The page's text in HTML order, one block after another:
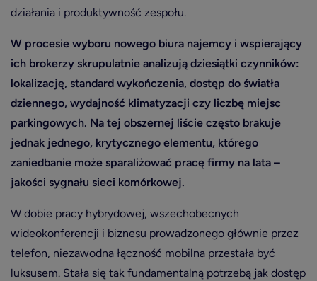
działania i produktywność zespołu.
W procesie wyboru nowego biura najemcy i wspierający
ich brokerzy skrupulatnie analizują dziesiątki czynników:
lokalizację, standard wykończenia, dostęp do światła
dziennego, wydajność klimatyzacji czy liczbę miejsc
parkingowych. Na tej obszernej liście często brakuje
jednak jednego, krytycznego elementu, którego
zaniedbanie może sparaliżować pracę firmy na lata –
jakości sygnału sieci komórkowej.
W dobie pracy hybrydowej, wszechobecnych
wideokonferencji i biznesu prowadzonego głównie przez
telefon, niezawodna łączność mobilna przestała być
luksusem. Stała się tak fundamentalną potrzebą jak dostęp